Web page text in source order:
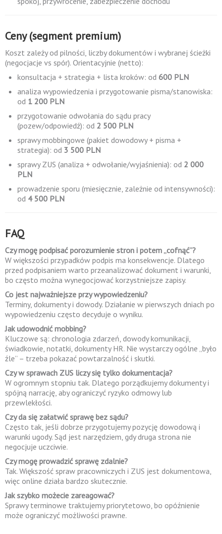
Ceny (segment premium)
Koszt zależy od pilności, liczby dokumentów i wybranej ścieżki
(negocjacje vs spór). Orientacyjnie (netto):
konsultacja + strategia + lista kroków: od 600 PLN
analiza wypowiedzenia i przygotowanie pisma/stanowiska:
od 1 200 PLN
przygotowanie odwołania do sądu pracy
(pozew/odpowiedź): od 2 500 PLN
sprawy mobbingowe (pakiet dowodowy + pisma +
strategia): od 3 500 PLN
sprawy ZUS (analiza + odwołanie/wyjaśnienia): od 2 000
PLN
prowadzenie sporu (miesięcznie, zależnie od intensywności):
od 4 500 PLN
FAQ
Czy mogę podpisać porozumienie stron i potem „cofnąć”?
W większości przypadków podpis ma konsekwencje. Dlatego
przed podpisaniem warto przeanalizować dokument i warunki,
bo często można wynegocjować korzystniejsze zapisy.
Co jest najważniejsze przy wypowiedzeniu?
Terminy, dokumenty i dowody. Działanie w pierwszych dniach po
wypowiedzeniu często decyduje o wyniku.
Jak udowodnić mobbing?
Kluczowe są: chronologia zdarzeń, dowody komunikacji,
świadkowie, notatki, dokumenty HR. Nie wystarczy ogólne „było
źle” – trzeba pokazać powtarzalność i skutki.
Czy w sprawach ZUS liczy się tylko dokumentacja?
W ogromnym stopniu tak. Dlatego porządkujemy dokumenty i
spójną narrację, aby ograniczyć ryzyko odmowy lub
przewlekłości.
Czy da się załatwić sprawę bez sądu?
Często tak, jeśli dobrze przygotujemy pozycję dowodową i
warunki ugody. Sąd jest narzędziem, gdy druga strona nie
negocjuje uczciwie.
Czy mogę prowadzić sprawę zdalnie?
Tak. Większość spraw pracowniczych i ZUS jest dokumentowa,
więc online działa bardzo skutecznie.
Jak szybko możecie zareagować?
Sprawy terminowe traktujemy priorytetowo, bo opóźnienie
może ograniczyć możliwości prawne.